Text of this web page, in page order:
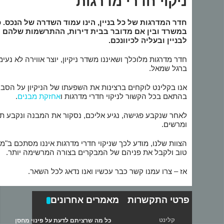
הברקת
חדר המדרגות של כל בניין, הינו עמוד השדרה של
במשרד ובין אם מדובר בבית דירות, ההתרשמות
לבניין ובעליה לכיוונכם.
חדר מדרגות מלוכלך ושאיננו משדר ניקיון, יוצר אווירה לא
ברגל שמאל.
אנו בקלינט לוקחים ברצינות את השפעתו של הניקיון על
בהתאם בכל הקשור לניקוי חדרי מדרגות ואחזקת מבנים.
לאחר שנקבע פגישה, נגיע אליכם, נסקור את המבנה ונקבע
ומרשים.
הצוות שלנו, מודע לכך שניקוי חדרי מדרגות איננו מסתכם
טוב ולקבל את פניהם של המבקרים בצורה המרשימה יותר.
אז – צרו עמנו קשר כבר עכשיו ואנו נדאג לכל השאר.
פרטי התקשרות
קלינט
מאמרים אחרונים
כל מה שרציתם לדעת על פינוי מחסן